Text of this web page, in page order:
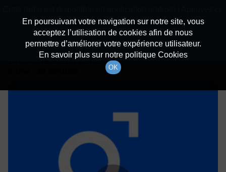
Détails De L'épisode
à 12h02
En poursuivant votre navigation sur notre site, vous
acceptez l’utilisation de cookies afin de nous
permettre d’améliorer votre expérience utilisateur.
En savoir plus sur notre politique Cookies
OK
dessous pour l'installer.
Non merci Télécharger l'application